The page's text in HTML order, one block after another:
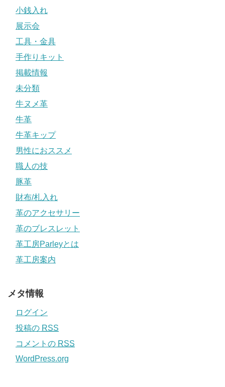
小銭入れ
展示会
工具・金具
手作りキット
掲載情報
未分類
牛ヌメ革
牛革
牛革キップ
男性におススメ
職人の技
豚革
財布/札入れ
革のアクセサリー
革のブレスレット
革工房Parleyとは
革工房案内
メタ情報
ログイン
投稿の RSS
コメントの RSS
WordPress.org